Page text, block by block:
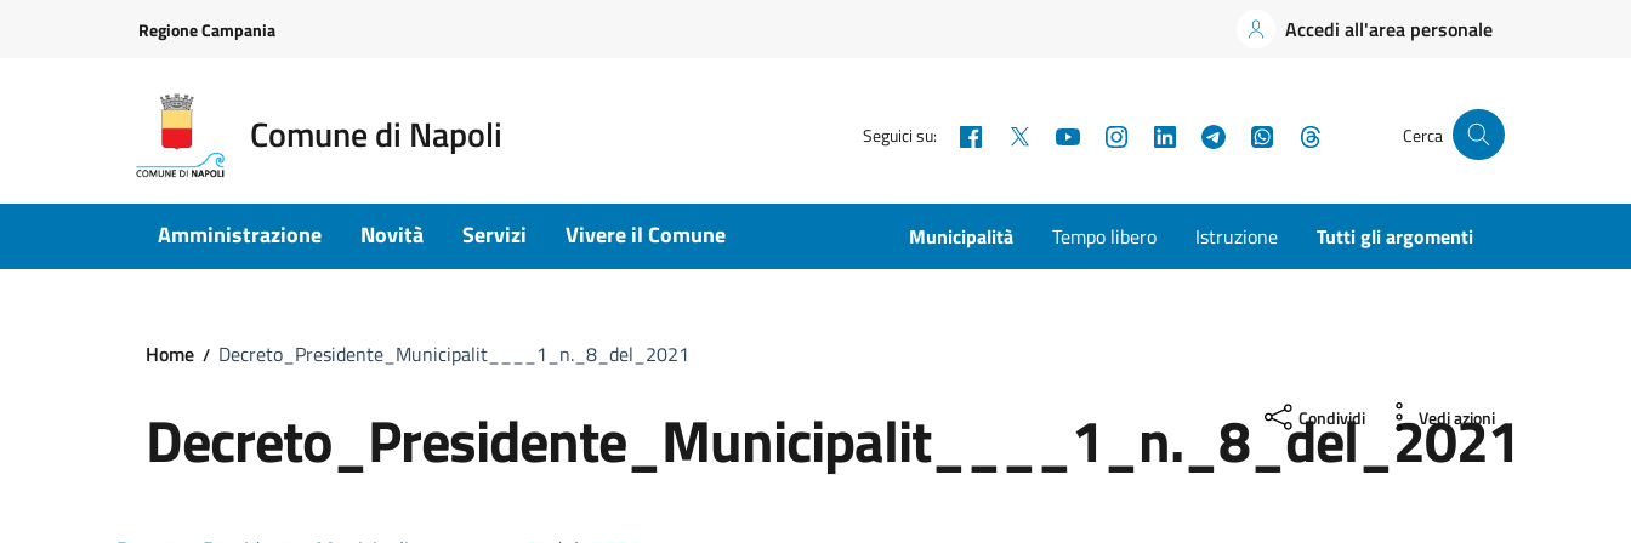
Regione Campania Accedi all'area personale
Comune di Napoli Seguici su: Facebook YouTubeInstagramLinkedInTelegramWhatsApp Cerca
Amministrazione Novità Servizi Vivere il Comune Municipalità Tempo libero Istruzione Tutti gli argomenti
Home Decreto_Presidente_Municipalit____1_n._8_del_2021
Decreto_Presidente_Municipalit____1_n._8_del_2021
Condividi Vedi azioni